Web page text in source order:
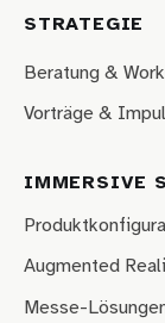
STRATEGIE
Beratung &
Vorträge &
IMMERSIVE
Augmented
Messe-